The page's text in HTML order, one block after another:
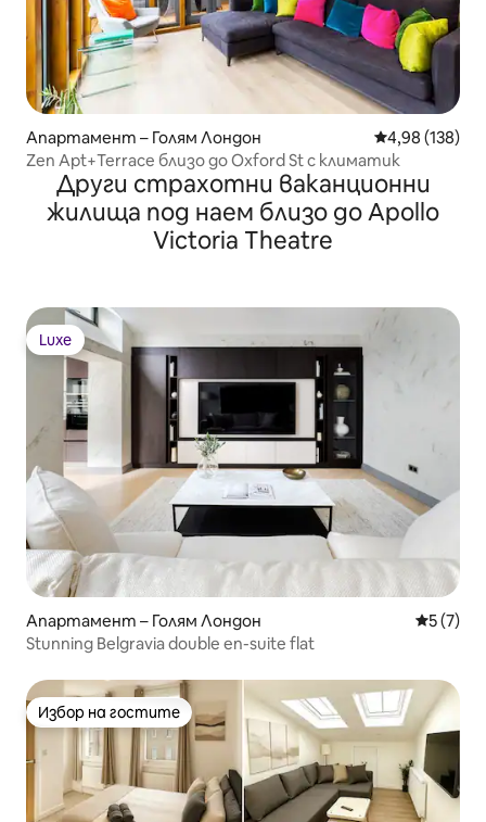
Апартамент – Голям Лондон Средна
4,98 (138)
Zen Apt+Terrace близо до Oxford St с климатик
Други страхотни ваканционни
жилища под наем близо до Apollo
Victoria Theatre
Luxe
Luxe
Апартамент – Голям Лондон Средна
5 (7)
Stunning Belgravia double en-suite flat
Избор на гостите
Избор на гостите